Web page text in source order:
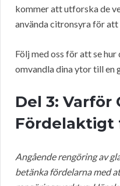
kommer att utforska de
använda citronsyra för
Följ med oss för att se
omvandla dina ytor till en
Del 3: Varför
Fördelaktigt
Angående rengöring av
betänka fördelarna med